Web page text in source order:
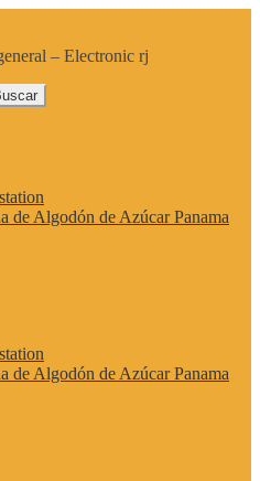
– Electronic rj
de Algodón de Azúcar Panama
de Algodón de Azúcar Panama